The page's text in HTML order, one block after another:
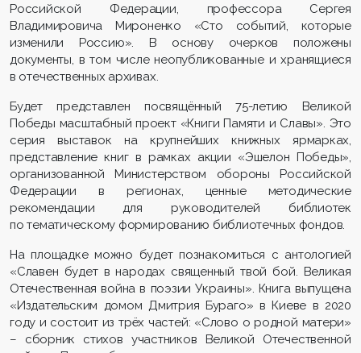
Российской Федерации, профессора Сергея
Владимировича Мироненко «Сто событий, которые
изменили Россию». В основу очерков положены
документы, в том числе неопубликованные и хранящиеся
в отечественных архивах.
Будет представлен посвящённый 75-летию Великой
Победы масштабный проект «Книги Памяти и Славы». Это
серия выставок на крупнейших книжных ярмарках,
представление книг в рамках акции «Эшелон Победы»,
организованной Министерством обороны Российской
Федерации в регионах, ценные методические
рекомендации для руководителей библиотек
по тематическому формированию библиотечных фондов.
На площадке можно будет познакомиться с антологией
«Славен будет в народах священный твой бой. Великая
Отечественная война в поэзии Украины». Книга выпущена
«Издательским домом Дмитрия Бураго» в Киеве в 2020
году и состоит из трёх частей: «Слово о родной матери»
– сборник стихов участников Великой Отечественной